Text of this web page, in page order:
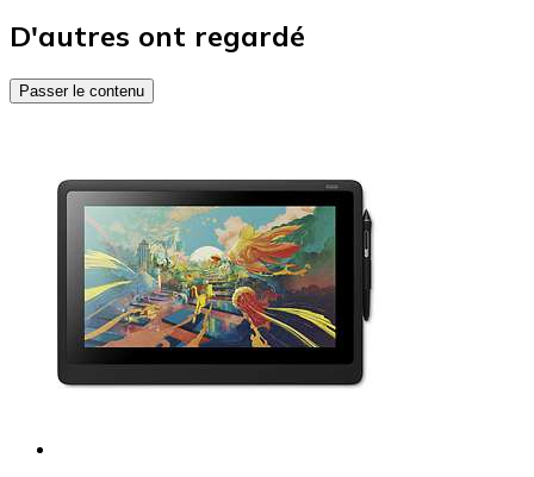
D'autres ont regardé
Passer le contenu